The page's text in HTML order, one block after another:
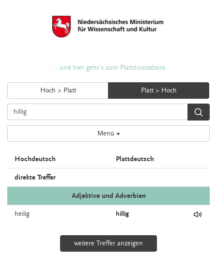
... und hier geht's zum Plattdüütskbüro
Hoch > Platt Platt > Hoch
Menü
Hochdeutsch Plattdeutsch
direkte Treffer
Adjektive und Adverbien
heilig hillig
weitere Treffer anzeigen